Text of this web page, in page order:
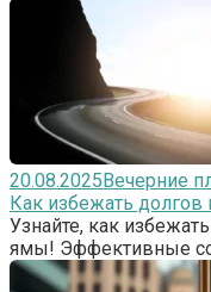
20.08.2025 Вечерние
Как избежать
Узнайте, как
ямы! Эффективные